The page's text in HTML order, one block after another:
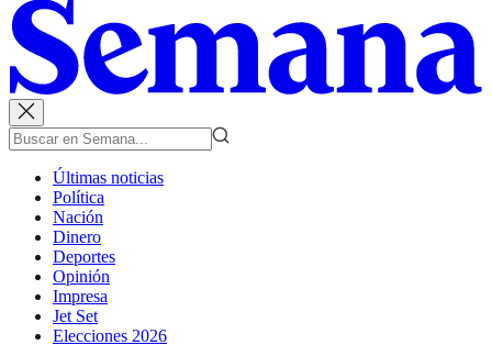
Últimas noticias
Política
Nación
Dinero
Deportes
Opinión
Impresa
Jet Set
Elecciones 2026